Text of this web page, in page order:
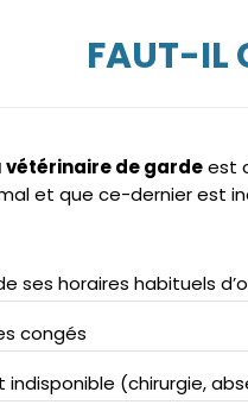
FAUT-IL
vétérinaire de gardeest
et que ce-dernier est
ses horaires habituels
congés
indisponible (chirurgie,